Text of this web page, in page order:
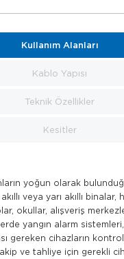
Kullanım Alanları
Kablo Yapısı
Teknik Özellikler
Kesitler
yoğun olarak
veya yarı akıllı binalar,
okullar, alışveriş
yangın alarm sistemleri,
gereken cihazların
ve tahliye için gerekli